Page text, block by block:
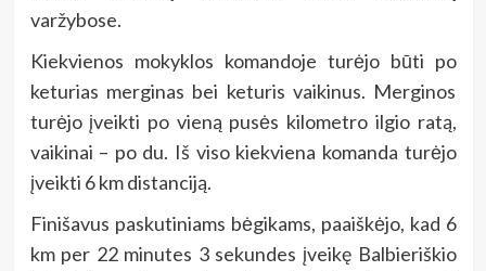
varžybose.
Kiekvienos mokyklos komandoje turėjo būti po
keturias merginas bei keturis vaikinus. Merginos
turėjo įveikti po vieną pusės kilometro ilgio ratą,
vaikinai – po du. Iš viso kiekviena komanda turėjo
įveikti 6 km distanciją.
Finišavus paskutiniams bėgikams, paaiškėjo, kad 6
km per 22 minutes 3 sekundes įveikę Balbieriškio